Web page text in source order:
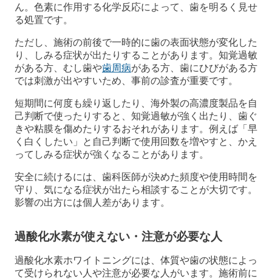
ん。色素に作用する化学反応によって、歯を明るく見せ
る処置です。
ただし、施術の前後で一時的に歯の表面状態が変化した
り、しみる症状が出たりすることがあります。知覚過敏
がある方、むし歯や歯周病がある方、歯にひびがある方
では刺激が出やすいため、事前の診査が重要です。
短期間に何度も繰り返したり、海外製の高濃度製品を自
己判断で使ったりすると、知覚過敏が強く出たり、歯ぐ
きや粘膜を傷めたりするおそれがあります。例えば「早
く白くしたい」と自己判断で使用回数を増やすと、かえ
ってしみる症状が強くなることがあります。
安全に続けるには、歯科医師が決めた頻度や使用時間を
守り、気になる症状が出たら相談することが大切です。
影響の出方には個人差があります。
過酸化水素が使えない・注意が必要な人
過酸化水素ホワイトニングには、体質や歯の状態によっ
て受けられない人や注意が必要な人がいます。施術前に